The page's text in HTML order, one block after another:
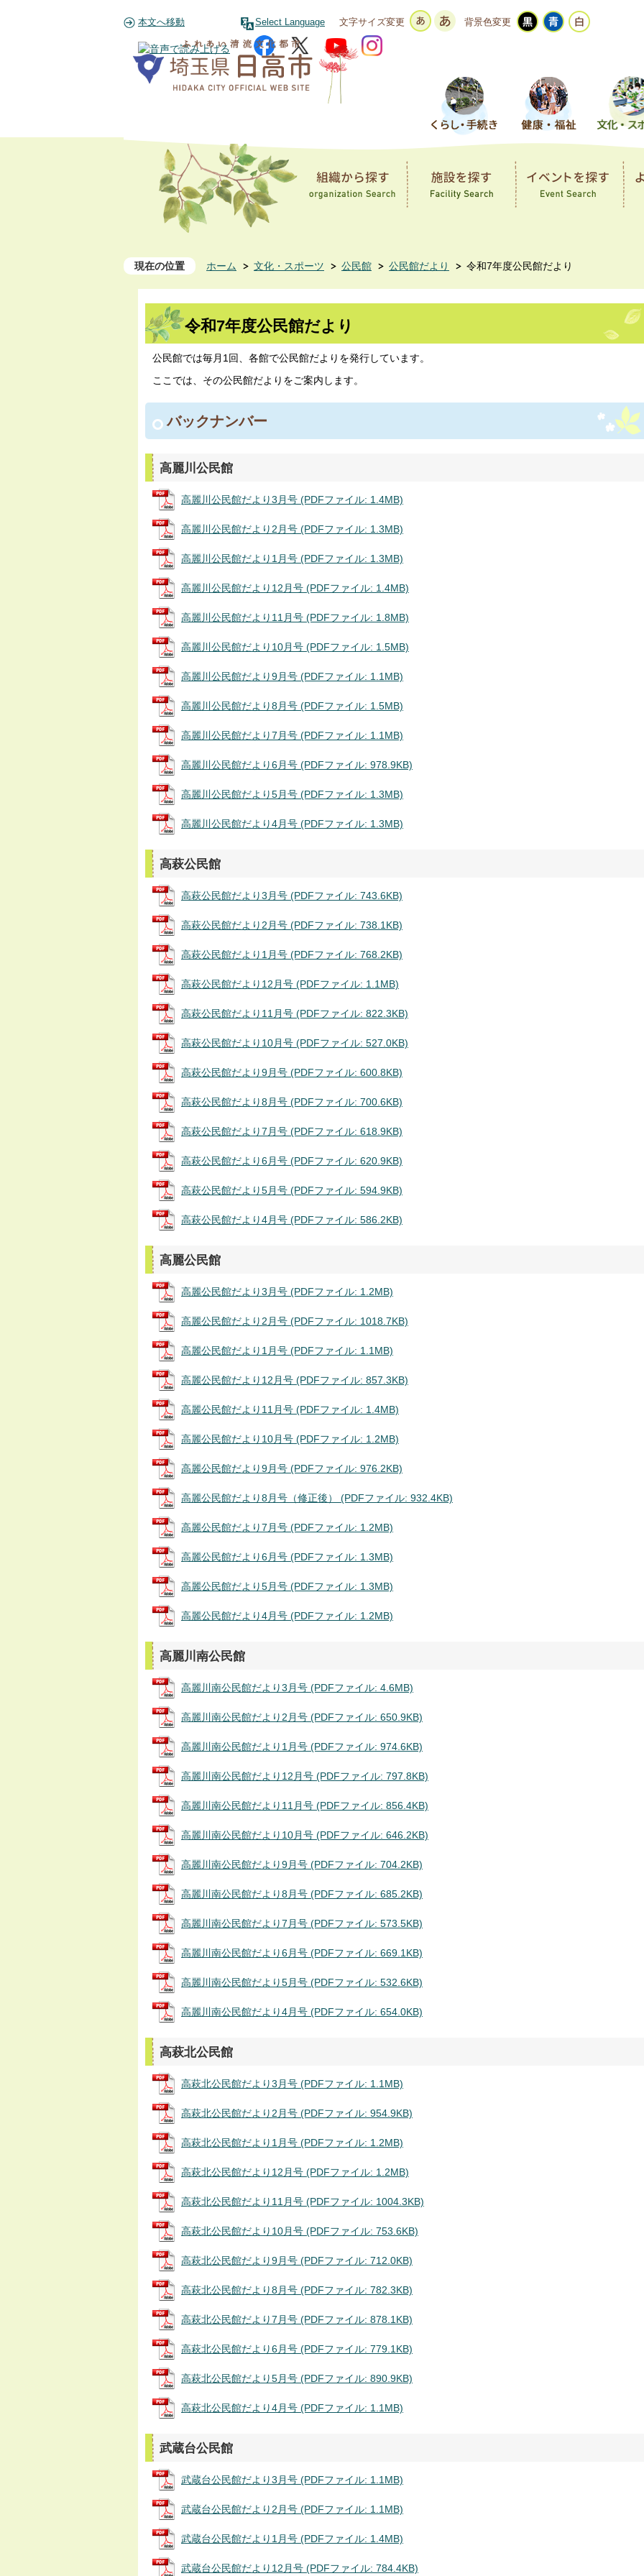
本文へ移動 Select Language 文字サイズ変更 背景色変更
現在の位置 ホーム 文化・スポーツ 公民館 公民館だより 令和7年度公民館だより
令和7年度公民館だより
公民館では毎月1回、各館で公民館だよりを発行しています。
ここでは、その公民館だよりをご案内します。
バックナンバー
高麗川公民館
高麗川公民館だより3月号 (PDFファイル: 1.4MB)
高麗川公民館だより2月号 (PDFファイル: 1.3MB)
高麗川公民館だより1月号 (PDFファイル: 1.3MB)
高麗川公民館だより12月号 (PDFファイル: 1.4MB)
高麗川公民館だより11月号 (PDFファイル: 1.8MB)
高麗川公民館だより10月号 (PDFファイル: 1.5MB)
高麗川公民館だより9月号 (PDFファイル: 1.1MB)
高麗川公民館だより8月号 (PDFファイル: 1.5MB)
高麗川公民館だより7月号 (PDFファイル: 1.1MB)
高麗川公民館だより6月号 (PDFファイル: 978.9KB)
高麗川公民館だより5月号 (PDFファイル: 1.3MB)
高麗川公民館だより4月号 (PDFファイル: 1.3MB)
高萩公民館
高萩公民館だより3月号 (PDFファイル: 743.6KB)
高萩公民館だより2月号 (PDFファイル: 738.1KB)
高萩公民館だより1月号 (PDFファイル: 768.2KB)
高萩公民館だより12月号 (PDFファイル: 1.1MB)
高萩公民館だより11月号 (PDFファイル: 822.3KB)
高萩公民館だより10月号 (PDFファイル: 527.0KB)
高萩公民館だより9月号 (PDFファイル: 600.8KB)
高萩公民館だより8月号 (PDFファイル: 700.6KB)
高萩公民館だより7月号 (PDFファイル: 618.9KB)
高萩公民館だより6月号 (PDFファイル: 620.9KB)
高萩公民館だより5月号 (PDFファイル: 594.9KB)
高萩公民館だより4月号 (PDFファイル: 586.2KB)
高麗公民館
高麗公民館だより3月号 (PDFファイル: 1.2MB)
高麗公民館だより2月号 (PDFファイル: 1018.7KB)
高麗公民館だより1月号 (PDFファイル: 1.1MB)
高麗公民館だより12月号 (PDFファイル: 857.3KB)
高麗公民館だより11月号 (PDFファイル: 1.4MB)
高麗公民館だより10月号 (PDFファイル: 1.2MB)
高麗公民館だより9月号 (PDFファイル: 976.2KB)
高麗公民館だより8月号（修正後） (PDFファイル: 932.4KB)
高麗公民館だより7月号 (PDFファイル: 1.2MB)
高麗公民館だより6月号 (PDFファイル: 1.3MB)
高麗公民館だより5月号 (PDFファイル: 1.3MB)
高麗公民館だより4月号 (PDFファイル: 1.2MB)
高麗川南公民館
高麗川南公民館だより3月号 (PDFファイル: 4.6MB)
高麗川南公民館だより2月号 (PDFファイル: 650.9KB)
高麗川南公民館だより1月号 (PDFファイル: 974.6KB)
高麗川南公民館だより12月号 (PDFファイル: 797.8KB)
高麗川南公民館だより11月号 (PDFファイル: 856.4KB)
高麗川南公民館だより10月号 (PDFファイル: 646.2KB)
高麗川南公民館だより9月号 (PDFファイル: 704.2KB)
高麗川南公民館だより8月号 (PDFファイル: 685.2KB)
高麗川南公民館だより7月号 (PDFファイル: 573.5KB)
高麗川南公民館だより6月号 (PDFファイル: 669.1KB)
高麗川南公民館だより5月号 (PDFファイル: 532.6KB)
高麗川南公民館だより4月号 (PDFファイル: 654.0KB)
高萩北公民館
高萩北公民館だより3月号 (PDFファイル: 1.1MB)
高萩北公民館だより2月号 (PDFファイル: 954.9KB)
高萩北公民館だより1月号 (PDFファイル: 1.2MB)
高萩北公民館だより12月号 (PDFファイル: 1.2MB)
高萩北公民館だより11月号 (PDFファイル: 1004.3KB)
高萩北公民館だより10月号 (PDFファイル: 753.6KB)
高萩北公民館だより9月号 (PDFファイル: 712.0KB)
高萩北公民館だより8月号 (PDFファイル: 782.3KB)
高萩北公民館だより7月号 (PDFファイル: 878.1KB)
高萩北公民館だより6月号 (PDFファイル: 779.1KB)
高萩北公民館だより5月号 (PDFファイル: 890.9KB)
高萩北公民館だより4月号 (PDFファイル: 1.1MB)
武蔵台公民館
武蔵台公民館だより3月号 (PDFファイル: 1.1MB)
武蔵台公民館だより2月号 (PDFファイル: 1.1MB)
武蔵台公民館だより1月号 (PDFファイル: 1.4MB)
武蔵台公民館だより12月号 (PDFファイル: 784.4KB)